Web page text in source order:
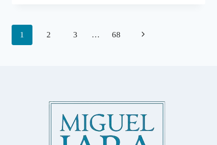
CAMPAÑA
Navegación
de
1 2 3 … 68
Siguiente